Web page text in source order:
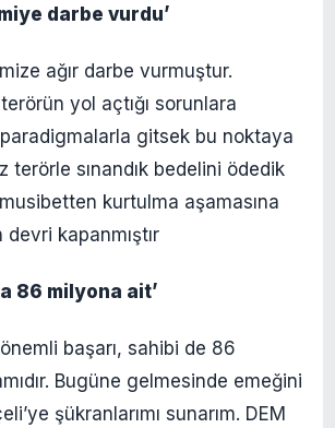
darbe vurdu’
ağır darbe vurmuştur.
yol açtığı sorunlara
paradigmalarla gitsek bu noktaya
terörle sınandık bedelini ödedik
kurtulma aşamasına
kapanmıştır
86 milyona ait’
başarı, sahibi de 86
Bugüne gelmesinde emeğini
şükranlarımı sunarım. DEM